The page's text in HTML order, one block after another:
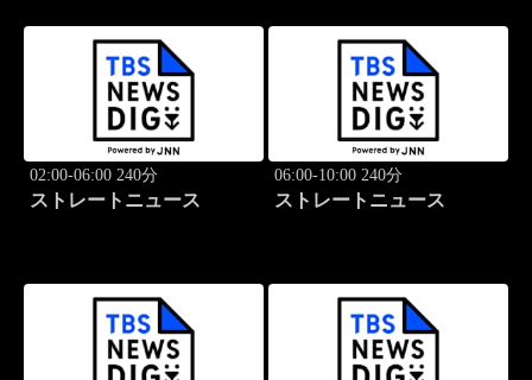
02:00-06:00 240分
ストレートニュース
06:00-10:00 240分
ストレートニュース